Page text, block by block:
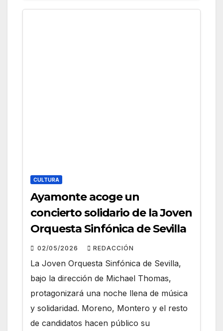
CULTURA
Ayamonte acoge un
concierto solidario de la Joven
Orquesta Sinfónica de Sevilla
02/05/2026 REDACCIÓN
La Joven Orquesta Sinfónica de Sevilla,
bajo la dirección de Michael Thomas,
protagonizará una noche llena de música
y solidaridad. Moreno, Montero y el resto
de candidatos hacen público su